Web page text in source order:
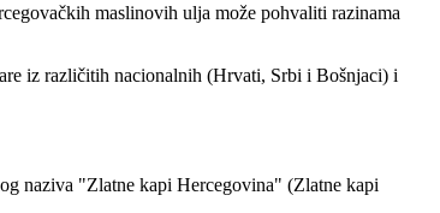
maslinovih ulja može pohvaliti razinama
iz različitih nacionalnih (Hrvati, Srbi i Bošnjaci) i
naziva "Zlatne kapi Hercegovina" (Zlatne kapi